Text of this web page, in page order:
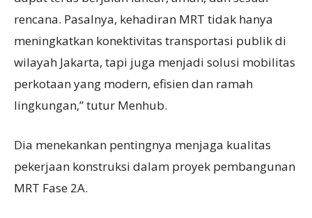
rencana. Pasalnya, kehadiran MRT tidak hanya
meningkatkan konektivitas transportasi publik di
wilayah Jakarta, tapi juga menjadi solusi mobilitas
perkotaan yang modern, efisien dan ramah
lingkungan,” tutur Menhub.
Dia menekankan pentingnya menjaga kualitas
pekerjaan konstruksi dalam proyek pembangunan
MRT Fase 2A.